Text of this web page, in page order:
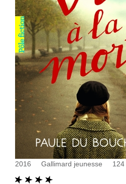
2016 Gallimard jeunesse 124